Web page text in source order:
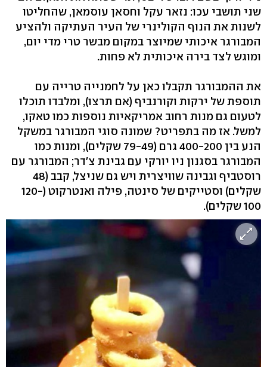
שני תושבי עכו: נזאר עקל וחסאן עוסמאן, שהחליטו
לשנות את הנוף הקולינרי של העיר העתיקה ולהציע
המבורגר איכותי שמיוצר במקום מבשר טרי מדי יום,
ומוגש לצד בירה איכותית לא פחות.
את ההמבורגר תקבלו כאן על לחמנייה טרייה עם
תוספת של ירקות וקורנביף (אם תרצו), ומלבדו תוכלו
לטעום גם מנות רחוב אמריקאיות נוספות כמו טאקו,
למשל. אז מה בתפריט? שמונה סוגי המבורגר במשקל
הנע בין 400-200 גרם (79-49 שקלים), ומנות כמו
המבורגר בסגנון ניו יורקי עם גבינת צ'דר; המבורגר עם
רוסטביף וגבינה שוויצרית ויש גם שניצל, קבב (48
שקלים) וסטייקים של סינטה, פילה ואנטרקוט (120-
100 שקלים).